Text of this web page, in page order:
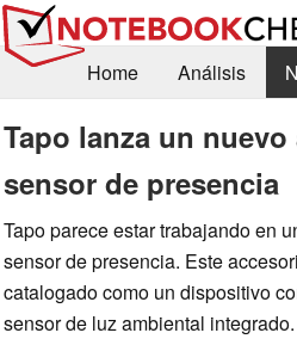
Home
Análisis
Tapo lanza un
sensor de presencia
Tapo parece estar trabajando en
sensor de presencia. Este
catalogado como un dispositivo
sensor de luz ambiental integrado.